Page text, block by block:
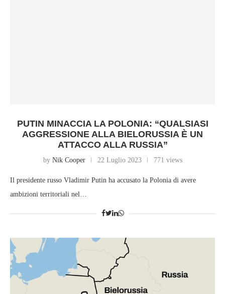
PUTIN MINACCIA LA POLONIA: “QUALSIASI
AGGRESSIONE ALLA BIELORUSSIA È UN
ATTACCO ALLA RUSSIA”
by Nik Cooper 22 Luglio 2023 771 views
Il presidente russo Vladimir Putin ha accusato la Polonia di avere
ambizioni territoriali nel…